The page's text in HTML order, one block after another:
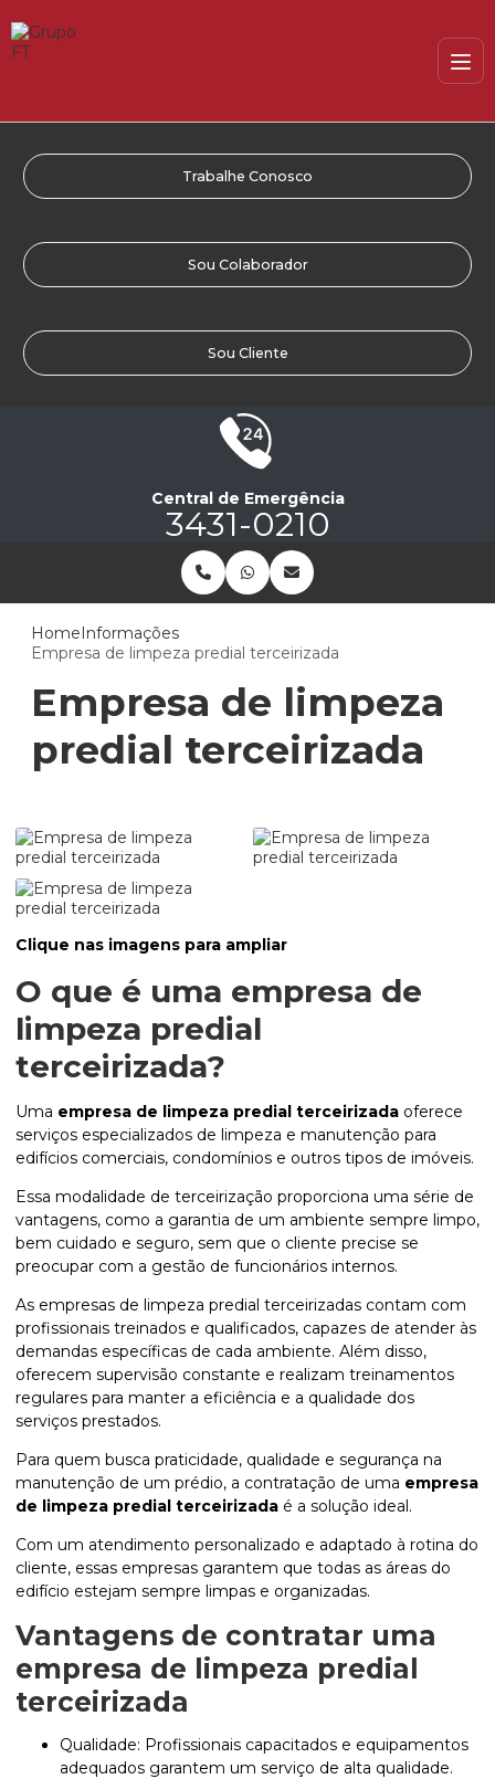
Trabalhe Conosco
Sou Colaborador
Sou Cliente
Central de Emergência
3431-0210
HomeInformações
Empresa de limpeza predial terceirizada
Empresa de limpeza
predial terceirizada
Clique nas imagens para ampliar
O que é uma empresa de
limpeza predial
terceirizada?
Uma empresa de limpeza predial terceirizada oferece
serviços especializados de limpeza e manutenção para
edifícios comerciais, condomínios e outros tipos de imóveis.
Essa modalidade de terceirização proporciona uma série de
vantagens, como a garantia de um ambiente sempre limpo,
bem cuidado e seguro, sem que o cliente precise se
preocupar com a gestão de funcionários internos.
As empresas de limpeza predial terceirizadas contam com
profissionais treinados e qualificados, capazes de atender às
demandas específicas de cada ambiente. Além disso,
oferecem supervisão constante e realizam treinamentos
regulares para manter a eficiência e a qualidade dos
serviços prestados.
Para quem busca praticidade, qualidade e segurança na
manutenção de um prédio, a contratação de uma empresa
de limpeza predial terceirizada é a solução ideal.
Com um atendimento personalizado e adaptado à rotina do
cliente, essas empresas garantem que todas as áreas do
edifício estejam sempre limpas e organizadas.
Vantagens de contratar uma
empresa de limpeza predial
terceirizada
Qualidade: Profissionais capacitados e equipamentos
adequados garantem um serviço de alta qualidade.